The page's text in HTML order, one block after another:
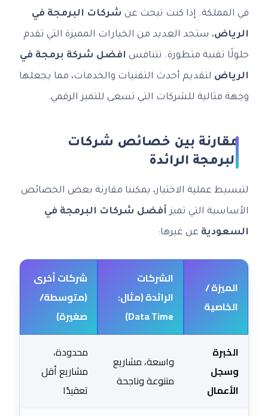
في المملكة. إذا كنت تبحث عن شركات البرمجة في
الرياض، ستجد العديد من الخيارات المميزة التي تقدم
حلولًا تقنية متطورة. تتنافس افضل شركة برمجة في
الرياض لتقديم أحدث التقنيات والخدمات، مما يجعلها
وجهة مثالية للشركات التي تسعى للتميز الرقمي.
مقارنة بين خصائص شركات
البرمجة الرائدة
لتبسيط عملية الاختيار، يمكننا مقارنة بعض الخصائص
الأساسية التي تميز أفضل شركات البرمجة في
السعودية عن غيرها:
الميزة /
الخاصية
الشركات
الرائدة (مثال:
Data Time)
شركات أخرى
(متوسطة/
صغيرة)
الخبرة
وسجل
الأعمال
واسعة، مشاريع
متنوعة وناجحة
محدودة،
مشاريع أقل
تعقيدًا